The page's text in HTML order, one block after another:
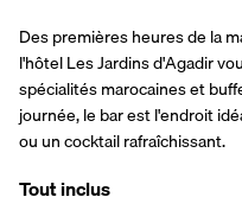
Des premières heures de la
l'hôtel Les Jardins d'Agadir
spécialités marocaines et
journée, le bar est l'endroit
ou un cocktail rafraîchissant.
Tout inclus